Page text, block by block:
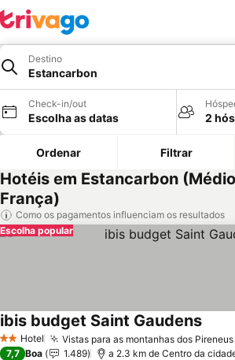
Destino
Estancarbon
Check-in/out
Escolha as datas 2
Ordenar Filtrar
Hotéis em Estancarbon
França)
Como os pagamentos influenciam os resultados
Escolha popular
2 Estrelas
Hotel Vistas para as montanhas dos Pireneus
ibis budget Saint Gaudens
7,7 Boa 1.489 a 2.3 km de Centro da